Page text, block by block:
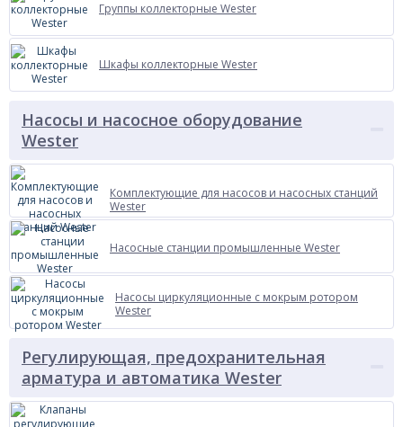
Группы коллекторные Wester
Шкафы коллекторные Wester
Насосы и насосное оборудование
Wester
Комплектующие для насосов и насосных станций
Wester
Насосные станции промышленные Wester
Насосы циркуляционные с мокрым ротором
Wester
Регулирующая, предохранительная
арматура и автоматика Wester